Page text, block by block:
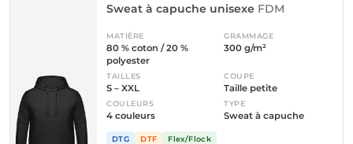
Sweat à capuche unisexe FDM
MATIÈRE
80 % coton / 20 %
polyester
GRAMMAGE
300 g/m²
TAILLES
S – XXL
COUPE
Taille petite
COULEURS
4 couleurs
TYPE
Sweat à capuche
DTG DTF Flex/Flock